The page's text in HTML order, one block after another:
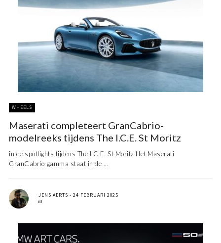
WHEELS
Maserati completeert GranCabrio-
modelreeks tijdens The I.C.E. St Moritz
in de spotlights tijdens The I.C.E. St Moritz Het Maserati
GranCabrio-gamma staat in de ...
JENS AERTS 24 FEBRUARI 2025